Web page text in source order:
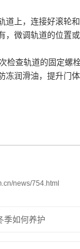
道上，连接好滚轮
，微调轨道的位置
检查轨道的固定螺
冻润滑油，提升门
news/754.html
季如何养护